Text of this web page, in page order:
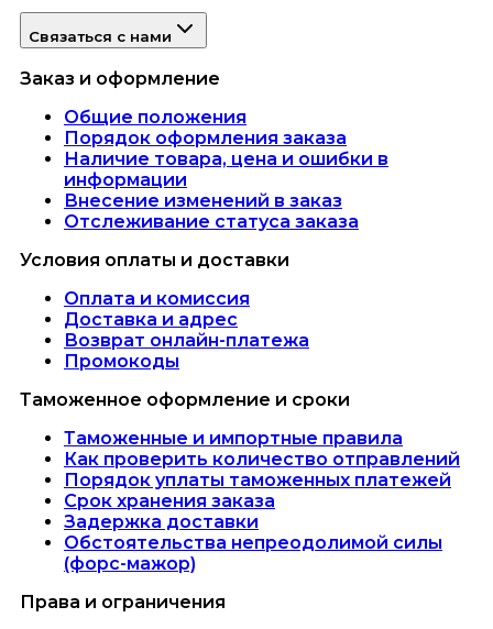
Связаться с нами
Заказ и оформление
Общие положения
Порядок оформления заказа
Наличие товара, цена и ошибки в
информации
Внесение изменений в заказ
Отслеживание статуса заказа
Условия оплаты и доставки
Оплата и комиссия
Доставка и адрес
Возврат онлайн-платежа
Промокоды
Таможенное оформление и сроки
Таможенные и импортные правила
Как проверить количество отправлений
Порядок уплаты таможенных платежей
Срок хранения заказа
Задержка доставки
Обстоятельства непреодолимой силы
(форс-мажор)
Права и ограничения